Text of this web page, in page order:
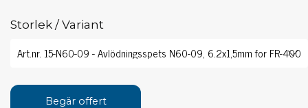
Storlek / Variant
Begär offert